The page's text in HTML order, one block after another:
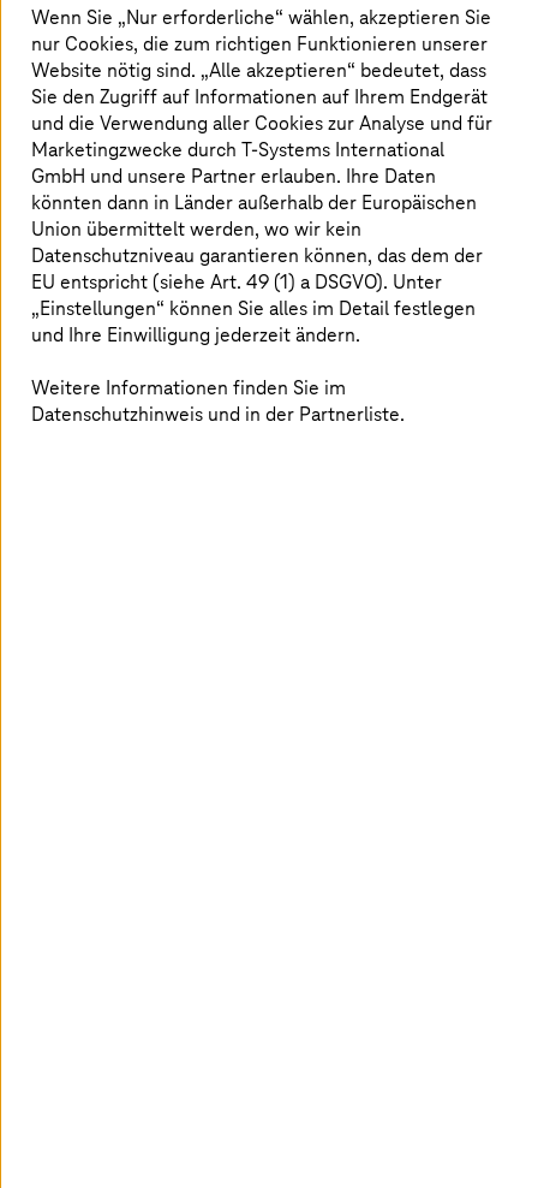
Cloud
Die Google Cloud Vertex AI Plattform ist eine
leistungsstarke Lösung für maschinelles Lernen (ML), auf
der Sie ML-Modelle effizient erstellen, bereitstellen und
skalieren können. Durch die Integration von Google
Cloud Services bietet Vertex AI ML Engineers und Data
Scientists die Tools, die Sie benötigen, um den ML- und
MLOps-Workflow zu rationalisieren – einschließlich der
Verwendung von Vertex AI-Pipelines. Unsere GenAI-
Lösungen nutzen Vertex AI, um große Sprachmodelle zu
trainieren und einzusetzen, einschließlich Googles
Spitzen-LLM Gemini. Wir passen vortrainierte Modelle
mit Ihren Daten an spezifische Geschäftsanforderungen
für die Datenverarbeitung, Speicherung und
Bereitstellung gewährleistet einen umfassenden
Wenn Sie „Nur erforderliche“ wählen, akzeptieren Sie
nur Cookies, die zum richtigen Funktionieren unserer
Website nötig sind. „Alle akzeptieren“ bedeutet, dass
Sie den Zugriff auf Informationen auf Ihrem Endgerät
und die Verwendung aller Cookies zur Analyse und für
Marketingzwecke durchT-Systems International
GmbH und unsere Partner erlauben. Ihre Daten
könnten dann in Länder außerhalb der Europäischen
Union übermittelt werden, wo wir kein
Datenschutzniveau garantieren können, das dem der
EU entspricht (siehe Art. 49 (1) a DSGVO). Unter
„Einstellungen“ können Sie alles im Detail festlegen
und Ihre Einwilligung jederzeit ändern.
Weitere Informationen finden Sie im
Datenschutzhinweis und in der Partnerliste.